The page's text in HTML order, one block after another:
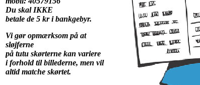
Du skal IKKE
betale de 5 kr i bankgebyr.
Vi gør opmærksom på at
sløjferne
på tutu skørterne kan variere
i forhold til billederne, men vil
altid matche skørtet.